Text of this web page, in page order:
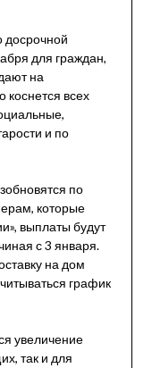
для граждан,
на
коснется всех
и по
по
которые
выплаты будут
с 3 января.
на дом
график
увеличение
так и для